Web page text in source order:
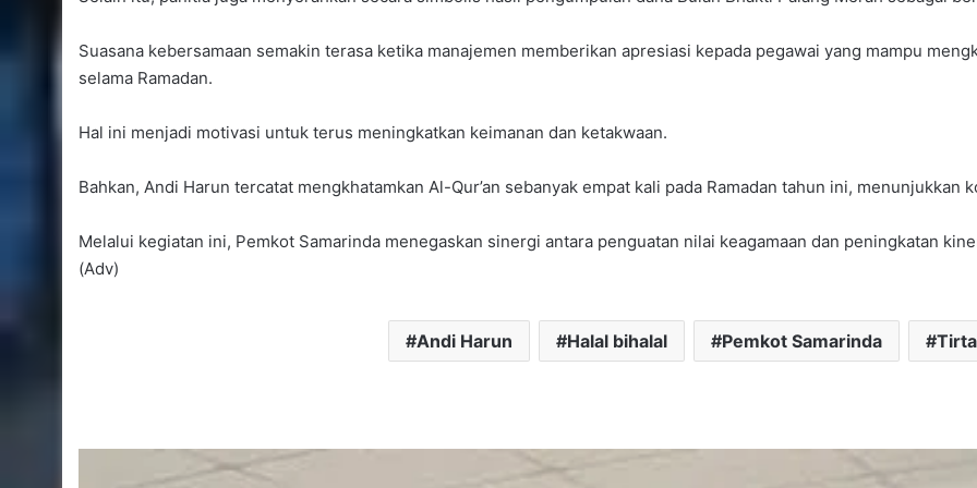
Suasana kebersamaan semakin terasa ketika manajemen memberikan apresiasi kepada pegawai yang mampu
selama Ramadan.
Hal ini menjadi motivasi untuk terus meningkatkan keimanan dan ketakwaan.
Bahkan, Andi Harun tercatat mengkhatamkan Al-Qur’an sebanyak empat kali pada Ramadan tahun ini, menunjukkan
Melalui kegiatan ini, Pemkot Samarinda menegaskan sinergi antara penguatan nilai keagamaan dan peningkatan
(Adv)
Andi Harun Halal bihalal Pemkot Samarinda